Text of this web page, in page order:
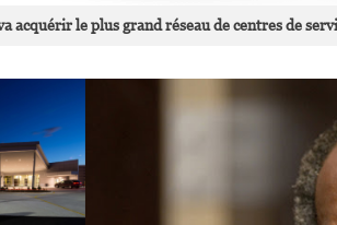
acquérir le plus grand réseau de centres de